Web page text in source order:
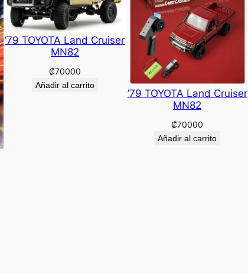
’79 TOYOTA Land Cruiser
MN82
₡70000
Añadir al carrito
’79 TOYOTA Land Cruiser
MN82
₡70000
Añadir al carrito